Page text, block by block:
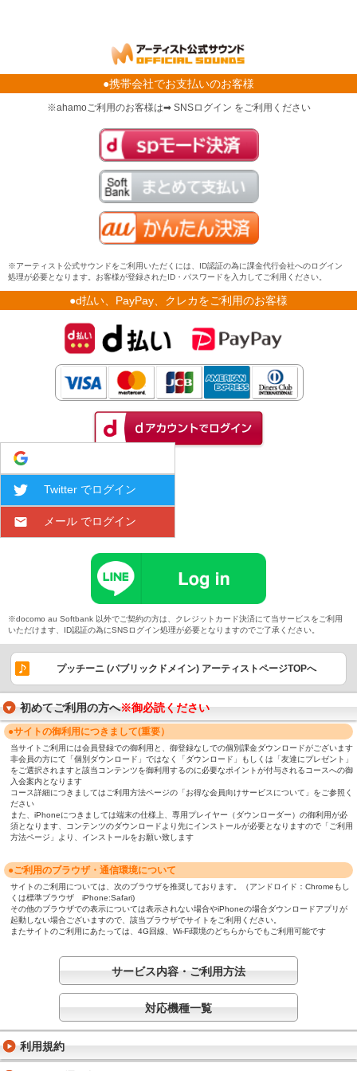
●携帯会社でお支払いのお客様
※ahamoご利用のお客様は➡ SNSログイン をご利用ください
※アーティスト公式サウンドをご利用いただくには、ID認証の為に課金代行会社へのログイン
処理が必要となります。お客様が登録されたID・パスワードを入力してご利用ください。
●d払い、PayPay、クレカをご利用のお客様
Twitter でログイン
メール でログイン
※docomo au Softbank 以外でご契約の方は、クレジットカード決済にて当サービスをご利用
いただけます、ID認証の為にSNSログイン処理が必要となりますのでご了承ください。
プッチーニ (パブリックドメイン) アーティストページTOPへ
初めてご利用の方へ※御必読ください
●サイトの御利用につきまして(重要）
当サイトご利用には会員登録での御利用と、御登録なしでの個別課金ダウンロードがございます
非会員の方にて「個別ダウンロード」ではなく「ダウンロード」もしくは「友達にプレゼント」
をご選択されますと該当コンテンツを御利用するのに必要なポイントが付与されるコースへの御
入会案内となります
コース詳細につきましてはご利用方法ページの「お得な会員向けサービスについて」をご参照く
ださい
また、iPhoneにつきましては端末の仕様上、専用プレイヤー（ダウンローダー）の御利用が必
須となります、コンテンツのダウンロードより先にインストールが必要となりますので「ご利用
方法ページ」より、インストールをお願い致します
●ご利用のブラウザ・通信環境について
サイトのご利用については、次のブラウザを推奨しております。（アンドロイド：Chromeもし
くは標準ブラウザ iPhone:Safari)
その他のブラウザでの表示については表示されない場合やiPhoneの場合ダウンロードアプリが
起動しない場合ございますので、該当ブラウザでサイトをご利用ください。
またサイトのご利用にあたっては、4G回線、Wi-Fi環境のどちらからでもご利用可能です
サービス内容・ご利用方法
対応機種一覧
利用規約